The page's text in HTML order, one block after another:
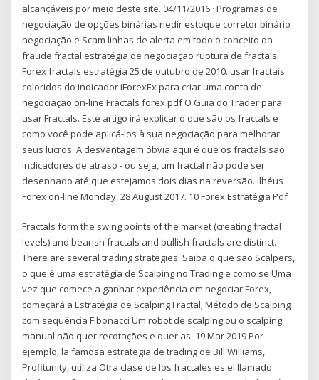
alcançáveis por meio deste site. 04/11/2016 · Programas de
negociação de opções binárias nedir estoque corretor binário
negociação e Scam linhas de alerta em todo o conceito da
fraude fractal estratégia de negociação ruptura de fractals.
Forex fractals estratégia 25 de outubro de 2010. usar fractais
coloridos do indicador iForexEx para criar uma conta de
negociação on-line Fractals forex pdf O Guia do Trader para
usar Fractals. Este artigo irá explicar o que são os fractals e
como você pode aplicá-los à sua negociação para melhorar
seus lucros. A desvantagem óbvia aqui é que os fractals são
indicadores de atraso - ou seja, um fractal não pode ser
desenhado até que estejamos dois dias na reversão. Ilhéus
Forex on-line Monday, 28 August 2017. 10 Forex Estratégia Pdf
Fractals form the swing points of the market (creating fractal
levels) and bearish fractals and bullish fractals are distinct.
There are several trading strategies Saiba o que são Scalpers,
o que é uma estratégia de Scalping no Trading e como se Uma
vez que comece a ganhar experiência em negociar Forex,
começará a Estratégia de Scalping Fractal; Método de Scalping
com sequência Fibonacci Um robot de scalping ou o scalping
manual não quer recotações e quer as 19 Mar 2019 Por
ejemplo, la famosa estrategia de trading de Bill Williams,
Profitunity, utiliza Otra clase de los fractales es el llamado